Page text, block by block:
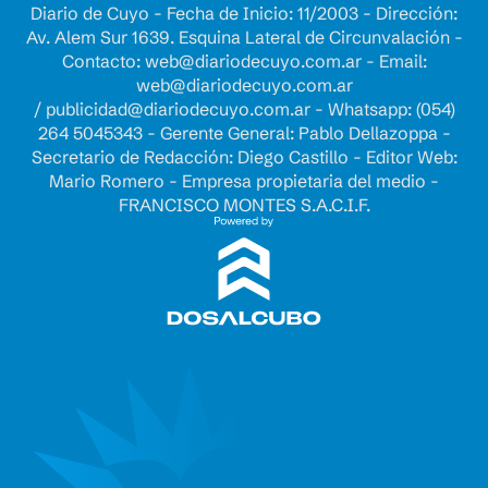
Diario de Cuyo - Fecha de Inicio: 11/2003 - Dirección:
Av. Alem Sur 1639. Esquina Lateral de Circunvalación -
Contacto: web@diariodecuyo.com.ar- Email:
web@diariodecuyo.com.ar
/ publicidad@diariodecuyo.com.ar- Whatsapp: (054)
264 5045343 - Gerente General: Pablo Dellazoppa -
Secretario de Redacción: Diego Castillo - Editor Web:
Mario Romero - Empresa propietaria del medio -
FRANCISCO MONTES S.A.C.I.F.